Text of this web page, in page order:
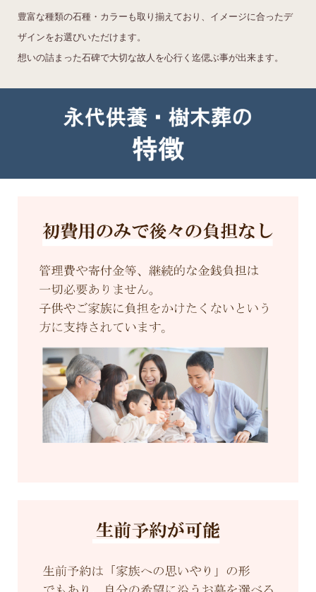
豊富な種類の石種・カラーも取り揃えており、イメージに合ったデ
ザインをお選びいただけます。
想いの詰まった石碑で大切な故人を心行く迄偲ぶ事が出来ます。